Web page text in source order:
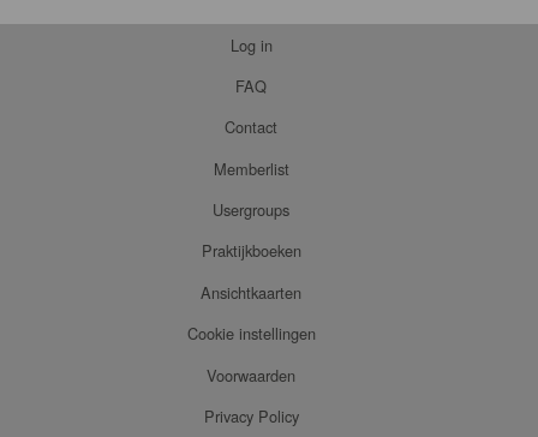
Log in
FAQ
Contact
Memberlist
Usergroups
Praktijkboeken
Ansichtkaarten
Cookie instellingen
Voorwaarden
Privacy Policy